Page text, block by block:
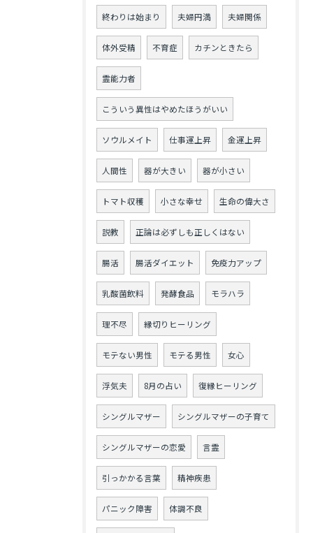
終わりは始まり 夫婦円満 夫婦関係
体外受精 不育症 カチンときたら
霊能力者
こういう異性はやめたほうがいい
ソウルメイト 仕事運上昇 金運上昇
人間性 器が大きい 器が小さい
トマト収穫 小さな幸せ 生命の偉大さ
説教 正論は必ずしも正しくはない
腸活 腸活ダイエット 免疫力アップ
乳酸菌飲料 発酵食品 モラハラ
理不尽 縁切りヒーリング
モテない男性 モテる男性 女心
浮気夫 8月の占い 復縁ヒーリング
シングルマザー シングルマザーの子育て
シングルマザーの恋愛 言霊
引っかかる言葉 精神疾患
パニック障害 体調不良